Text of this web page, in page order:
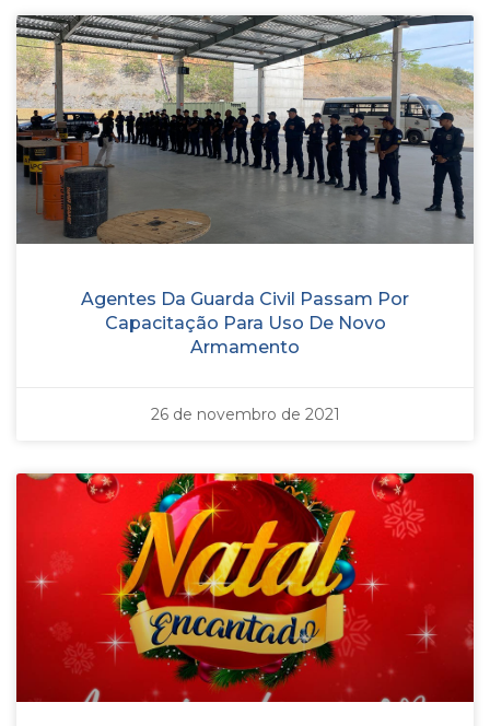
Agentes Da Guarda Civil Passam Por
Capacitação Para Uso De Novo
Armamento
26 de novembro de 2021